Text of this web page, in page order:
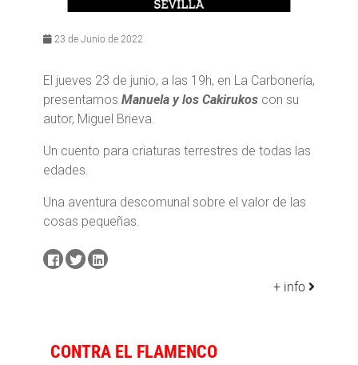
23 de Junio de 2022
El jueves 23 de junio, a las 19h, en La Carbonería,
presentamos Manuela y los Cakirukos con su
autor, Miguel Brieva.
Un cuento para criaturas terrestres de todas las
edades.
Una aventura descomunal sobre el valor de las
cosas pequeñas.
+ info
CONTRA EL FLAMENCO